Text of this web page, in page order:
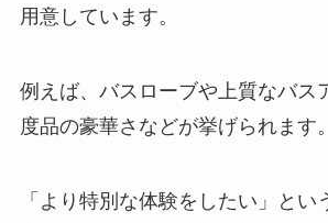
用意しています。
例えば、バスローブや上質なバス
度品の豪華さなどが挙げられます。
「より特別な体験をしたい」とい